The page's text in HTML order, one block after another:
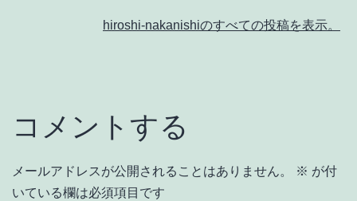
hiroshi-nakanishiのすべての投稿を表示。
コメントする
メールアドレスが公開されることはありません。 ※ が付
いている欄は必須項目です